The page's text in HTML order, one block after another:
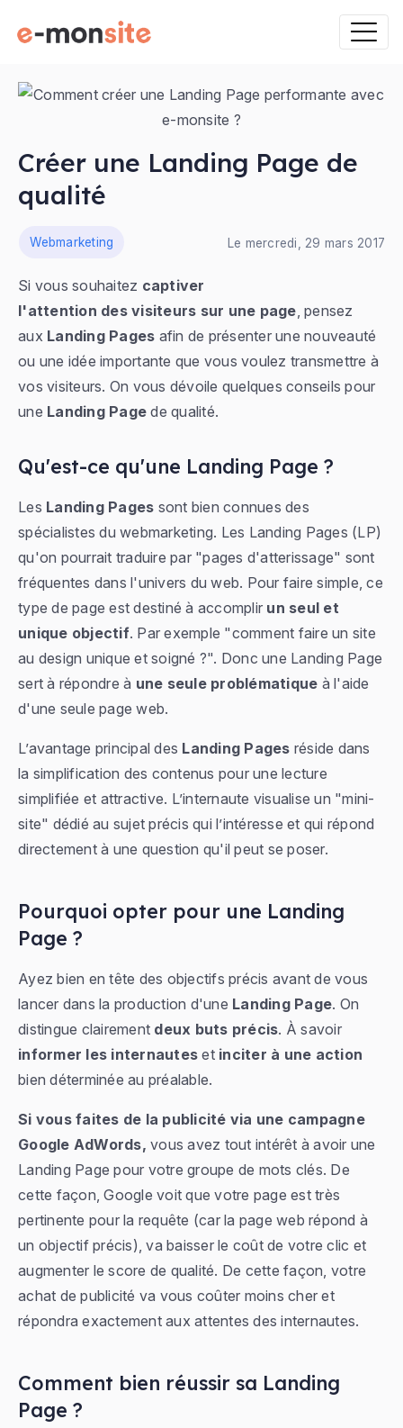
Créer une Landing Page de
qualité
Le mercredi, 29 mars 2017
Webmarketing
Si vous souhaitez captiver
l'attention des visiteurs sur une page , pensez
aux Landing Pages afin de présenter une nouveauté
ou une idée importante que vous voulez transmettre à
vos visiteurs. On vous dévoile quelques conseils pour
une Landing Page de qualité.
Qu'est-ce qu'une Landing Page ?
Les Landing Pages sont bien connues des
spécialistes du webmarketing. Les Landing Pages (LP)
qu'on pourrait traduire par "pages d'atterissage" sont
fréquentes dans l'univers du web. Pour faire simple, ce
type de page est destiné à accomplir un seul et
unique objectif. Par exemple "comment faire un site
au design unique et soigné ?". Donc une Landing Page
sert à répondre à une seule problématique à l'aide
d'une seule page web.
L’avantage principal des Landing Pages réside dans
la simplification des contenus pour une lecture
simplifiée et attractive. L’internaute visualise un "mini-
site" dédié au sujet précis qui l’intéresse et qui répond
directement à une question qu'il peut se poser.
Pourquoi opter pour une Landing
Page ?
Ayez bien en tête des objectifs précis avant de vous
lancer dans la production d'une Landing Page. On
distingue clairement deux buts précis. À savoir
informer les internautes et inciter à une action
bien déterminée au préalable.
Si vous faites de la publicité via une campagne
Google AdWords, vous avez tout intérêt à avoir une
Landing Page pour votre groupe de mots clés. De
cette façon, Google voit que votre page est très
pertinente pour la requête (car la page web répond à
un objectif précis), va baisser le coût de votre clic et
augmenter le score de qualité. De cette façon, votre
achat de publicité va vous coûter moins cher et
répondra exactement aux attentes des internautes.
Comment bien réussir sa Landing
Page ?